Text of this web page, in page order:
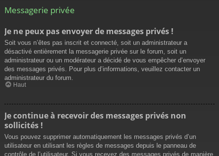
Messagerie privée
Je ne peux pas envoyer de messages privés !
Soit vous n’êtes pas inscrit et connecté, soit un administrateur a
désactivé entièrement la messagerie privée sur le forum, soit un
administrateur ou un modérateur a décidé de vous empêcher d’envoyer
des messages privés. Pour plus d’informations, veuillez contacter un
administrateur du forum.
Haut
Je continue à recevoir des messages privés non
sollicités !
Vous pouvez supprimer automatiquement les messages privés d’un
utilisateur en utilisant les règles de messages depuis le panneau de
contrôle de l’utilisateur. Si vous recevez des messages privés de manière